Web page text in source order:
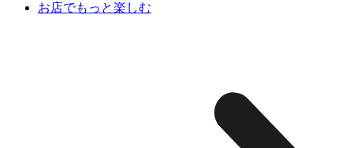
お店でもっと楽しむ